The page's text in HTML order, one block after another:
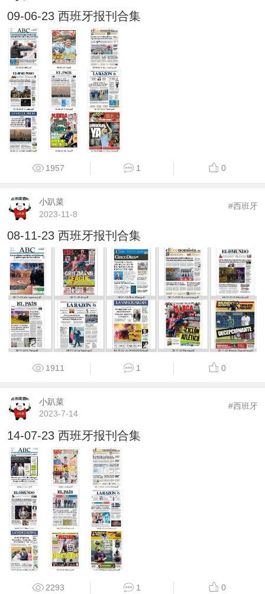
09-06-23 西班牙报刊合集
1957 1 0
小趴菜
2023-11-8
#西班牙
08-11-23 西班牙报刊合集
1911 1 0
小趴菜
2023-7-14
#西班牙
14-07-23 西班牙报刊合集
2293 1 0